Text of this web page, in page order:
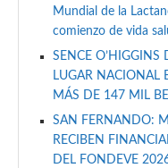
Mundial de la
comienzo de vida
SENCE O’HIGGINS
LUGAR NACIONAL
MÁS DE 147 MIL
SAN FERNANDO:
RECIBEN
DEL FONDEVE